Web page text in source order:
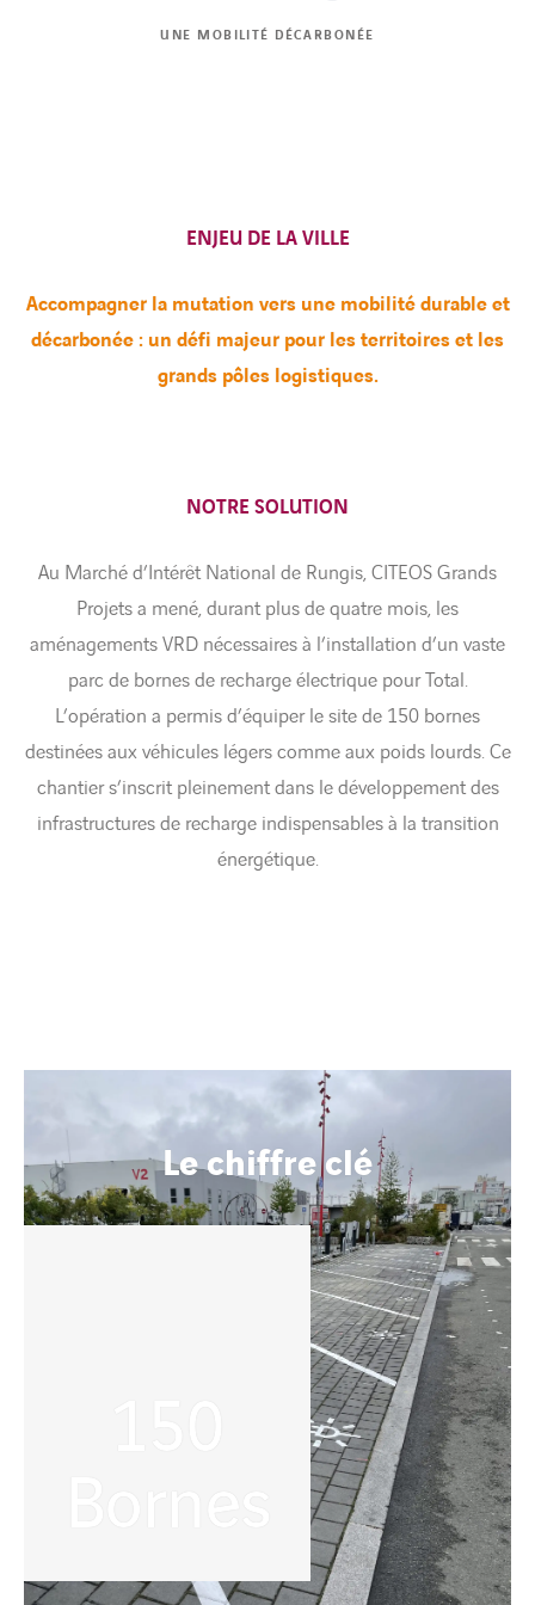
UNE MOBILITÉ DÉCARBONÉE
ENJEU DE LA VILLE
Accompagner la mutation vers une mobilité durable et
décarbonée : un défi majeur pour les territoires et les
grands pôles logistiques.
NOTRE SOLUTION
Au Marché d’Intérêt National de Rungis, CITEOS Grands
Projets a mené, durant plus de quatre mois, les
aménagements VRD nécessaires à l’installation d’un vaste
parc de bornes de recharge électrique pour Total.
L’opération a permis d’équiper le site de 150 bornes
destinées aux véhicules légers comme aux poids lourds. Ce
chantier s’inscrit pleinement dans le développement des
infrastructures de recharge indispensables à la transition
énergétique.
Le chiffre clé